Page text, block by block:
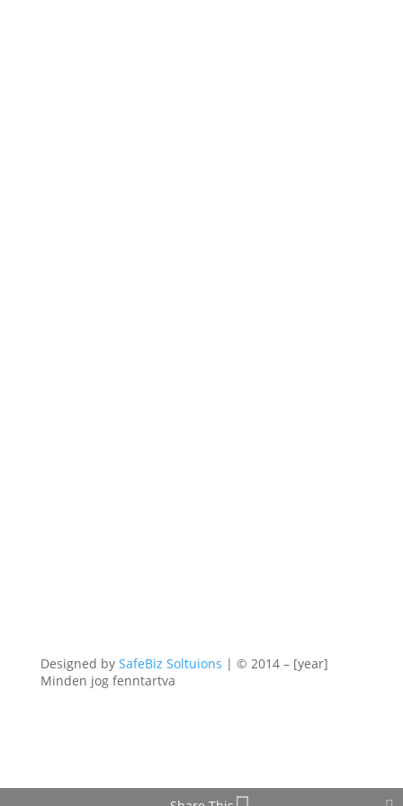
Designed by SafeBiz Soltuions | © 2014 – [year]
Minden jog fenntartva